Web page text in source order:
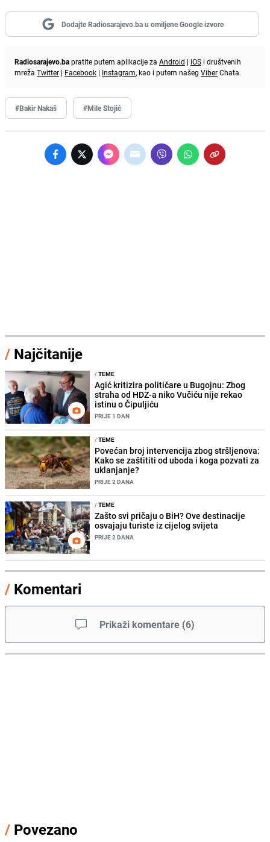
Dodajte Radiosarajevo.ba u omiljene Google izvore
Radiosarajevo.bapratite putem aplikacije za Android | iOS i društvenih
mreža Twitter | Facebook | Instagram, kao i putem našeg ViberChata.
#Bakir Nakaš #Mile Stojić
/ Najčitanije
/TEME
Agić kritizira političare u Bugojnu: Zbog
straha od HDZ-a niko Vučiću nije rekao
istinu o Čipuljiću
PRIJE 1 DAN
/TEME
Povećan broj intervencija zbog stršljenova:
Kako se zaštititi od uboda i koga pozvati za
uklanjanje?
PRIJE 2 DANA
/TEME
Zašto svi pričaju o BiH? Ove destinacije
osvajaju turiste iz cijelog svijeta
PRIJE 2 DANA
/ Komentari
Prikaži komentare (6)
/ Povezano